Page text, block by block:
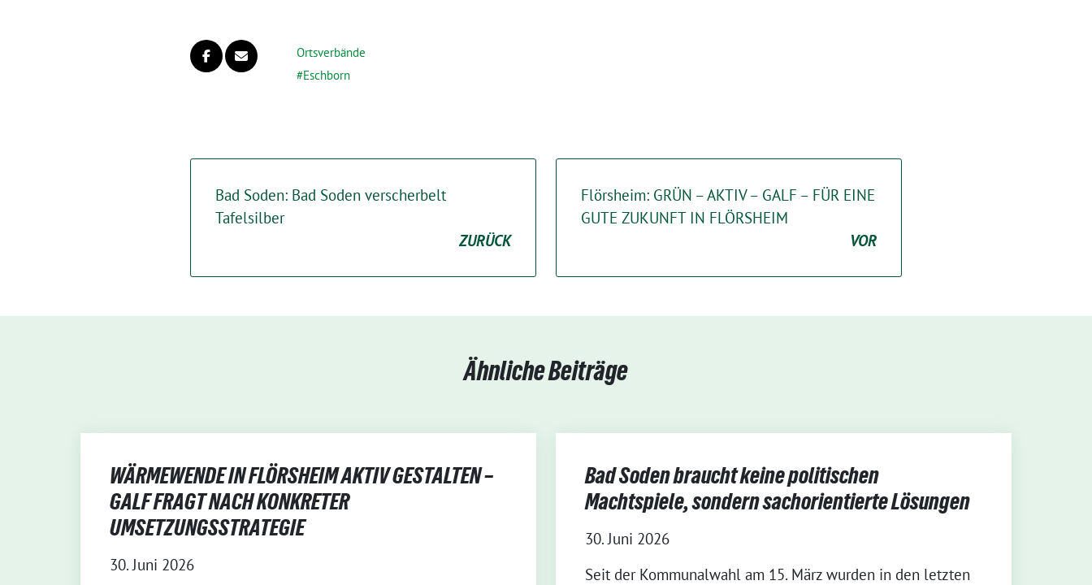
Ortsverbände
Eschborn
Bad Soden: Bad Soden verscherbelt
Tafelsilber
ZURÜCK
Flörsheim: GRÜN – AKTIV – GALF – FÜR EINE
GUTE ZUKUNFT IN FLÖRSHEIM
VOR
Ähnliche Beiträge
WÄRMEWENDE IN FLÖRSHEIM AKTIV GESTALTEN –
GALF FRAGT NACH KONKRETER
UMSETZUNGSSTRATEGIE
30. Juni 2026
Bad Soden braucht keine politischen
Machtspiele, sondern sachorientierte Lösungen
30. Juni 2026
Seit der Kommunalwahl am 15. März wurden in den letzten